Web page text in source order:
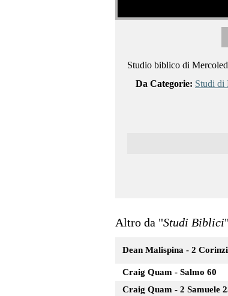
Studio biblico di
Da Categorie: Studi di
Altro da "Studi Biblici"
Dean Malispina - 2
Craig Quam - Salmo 60
Craig Quam - 2 Samuele